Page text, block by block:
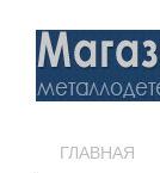
ГЛАВНАЯ